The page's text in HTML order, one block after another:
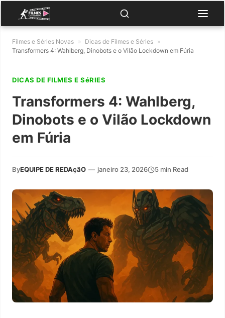
Filmes e Séries Novas » Dicas de Filmes e Séries »
Transformers 4: Wahlberg, Dinobots e o Vilão Lockdown em Fúria
DICAS DE FILMES E SéRIES
Transformers 4: Wahlberg,
Dinobots e o Vilão Lockdown
em Fúria
ByEQUIPE DE REDAçãO — janeiro 23, 2026 5 min Read